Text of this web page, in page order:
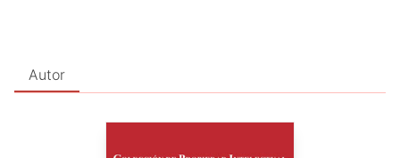
ucm.
También es experto en compliance y profesional internacional
de la privacidad certificado (cipp/e por la iapp). Con más de
Autor